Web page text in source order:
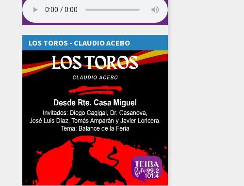
LOS TOROS - CLAUDIO ACEBO